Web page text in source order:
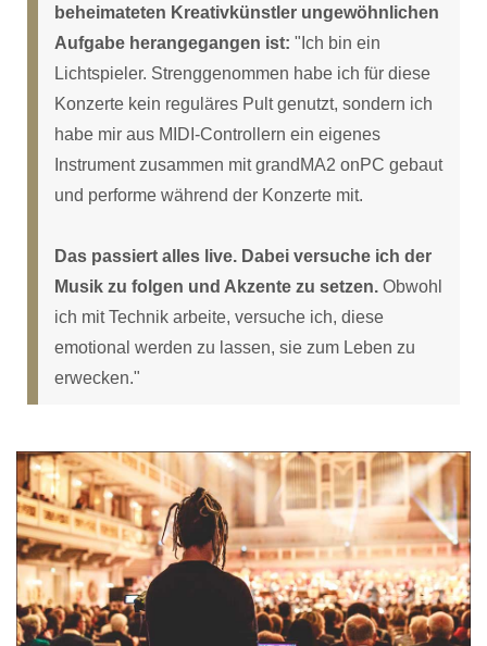
beheimateten Kreativkünstler ungewöhnlichen
Aufgabe herangegangen ist: "Ich bin ein
Lichtspieler. Strenggenommen habe ich für diese
Konzerte kein reguläres Pult genutzt, sondern ich
habe mir aus MIDI-Controllern ein eigenes
Instrument zusammen mit grandMA2 onPC gebaut
und performe während der Konzerte mit.
Das passiert alles live. Dabei versuche ich der
Musik zu folgen und Akzente zu setzen. Obwohl
ich mit Technik arbeite, versuche ich, diese
emotional werden zu lassen, sie zum Leben zu
erwecken."